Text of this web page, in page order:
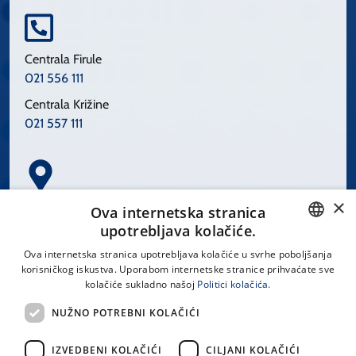
Centrala Firule
021 556 111
Centrala Križine
021 557 111
Spinčićeva 1, 21000 Split
LINKOVI
CROATIAN
×
Ova internetska stranica
upotrebljava kolačiće.
Ova internetska stranica upotrebljava kolačiće u svrhe poboljšanja
korisničkog iskustva. Uporabom internetske stranice prihvaćate sve
kolačiće sukladno našoj Politici kolačića.
NUŽNO POTREBNI KOLAČIĆI
IZVEDBENI KOLAČIĆI CILJANI KOLAČIĆI